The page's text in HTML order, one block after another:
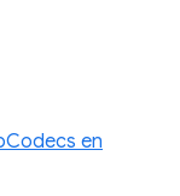
en